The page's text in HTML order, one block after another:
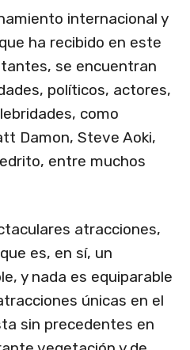
internacional y
ha recibido en este
se encuentran
políticos, actores,
como
Damon, Steve Aoki,
entre muchos
atracciones,
es, en sí, un
y nada es equiparable
únicas en el
sin precedentes en